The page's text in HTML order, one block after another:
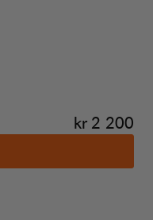
Pris:
kr 2 200